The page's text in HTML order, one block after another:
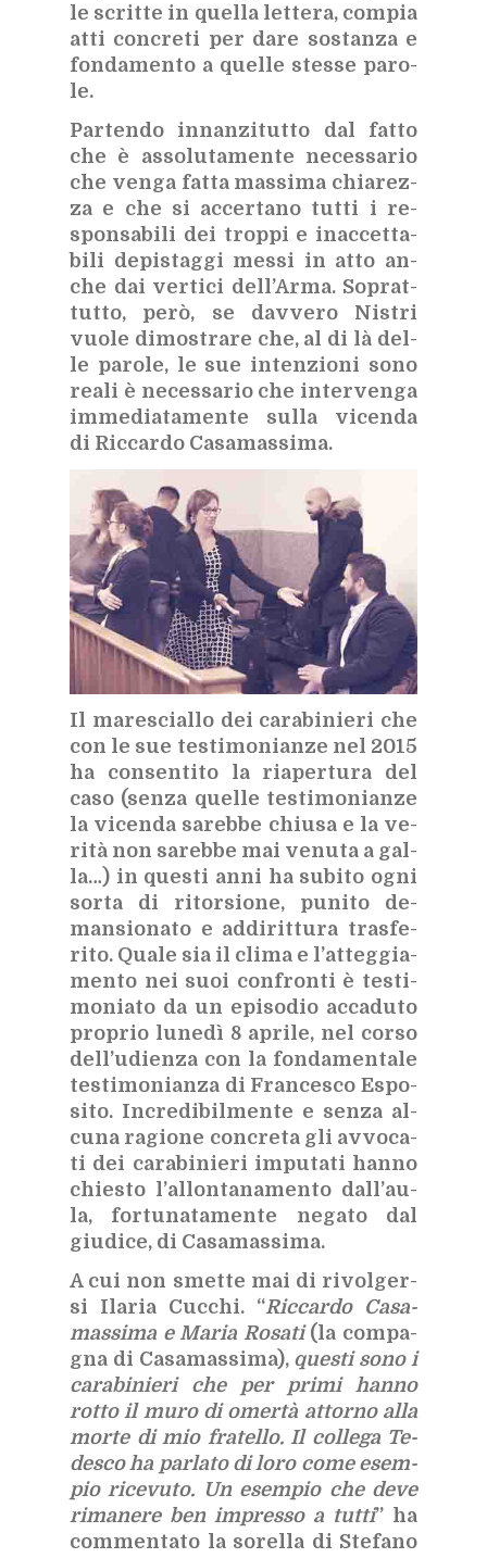
le scrit­te in quel­la let­te­ra, com­pia
atti con­cre­ti per dare so­stan­za e
fon­da­men­to a quel­le stes­se pa­ro­
le.
Par­ten­do in­nan­zi­tut­to dal fat­to
che è as­so­lu­ta­men­te ne­ces­sa­rio
che ven­ga fat­ta mas­si­ma chia­rez­
za e che si ac­cer­ta­no tut­ti i re­
spon­sa­bi­li dei trop­pi e inac­cet­ta­
bi­li de­pi­stag­gi mes­si in atto an­
che dai ver­ti­ci del­l’Ar­ma. So­prat­
tut­to, però, se dav­ve­ro Ni­stri
vuo­le di­mo­stra­re che, al di là del­
le pa­ro­le, le sue in­ten­zio­ni sono
rea­li è ne­ces­sa­rio che in­ter­ven­ga
im­me­dia­ta­men­te sul­la vi­cen­da
di Ric­car­do Ca­sa­mas­si­ma.
Il ma­re­scial­lo dei ca­ra­bi­nie­ri che
con le sue te­sti­mo­nian­ze nel 2015
ha con­sen­ti­to la ria­per­tu­ra del
caso (sen­za quel­le te­sti­mo­nian­ze
la vi­cen­da sa­reb­be chiu­sa e la ve­
ri­tà non sa­reb­be mai ve­nu­ta a gal­
la…) in que­sti anni ha su­bi­to ogni
sor­ta di ri­tor­sio­ne, pu­ni­to de­
man­sio­na­to e ad­di­rit­tu­ra tra­sfe­
ri­to. Qua­le sia il cli­ma e l’at­teg­gia­
men­to nei suoi con­fron­ti è te­sti­
mo­nia­to da un epi­so­dio ac­ca­du­to
pro­prio lu­ne­dì 8 apri­le, nel cor­so
del­l’u­dien­za con la fon­da­men­ta­le
te­sti­mo­nian­za di Fran­ce­sco Espo­
si­to. In­cre­di­bil­men­te e sen­za al­
cu­na ra­gio­ne con­cre­ta gli av­vo­ca­
ti dei ca­ra­bi­nie­ri im­pu­ta­ti han­no
chie­sto l’al­lon­ta­na­men­to dal­l’au­
la, for­tu­na­ta­men­te ne­ga­to dal
giu­di­ce, di Ca­sa­mas­si­ma.
A cui non smet­te mai di ri­vol­ger­
si Ila­ria Cuc­chi. “Ric­car­do Ca­sa­
mas­si­ma e Ma­ria Ro­sa­ti(la com­pa­
gna di Ca­sa­mas­si­ma), que­sti sono i
ca­ra­bi­nie­ri che per pri­mi han­no
rot­to il muro di omer­tà at­tor­no alla
mor­te di mio fra­tel­lo. Il col­le­ga Te­
de­sco ha par­la­to di loro come esem­
pio ri­ce­vu­to. Un esem­pio che deve
ri­ma­ne­re ben im­pres­so a tut­ti” ha
com­men­ta­to la so­rel­la di Ste­fa­no